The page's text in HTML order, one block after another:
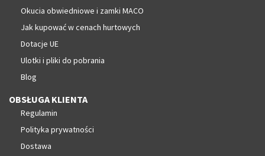
Okucia obwiedniowe i zamki MACO
Jak kupować w cenach hurtowych
Dotacje UE
Ulotki i pliki do pobrania
Blog
OBSŁUGA KLIENTA
Regulamin
Polityka prywatności
Dostawa